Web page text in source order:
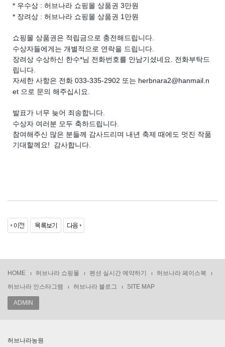
* 우수상 : 허브나라 쇼핑몰 상품권 3만원
* 장려상 : 허브나라 쇼핑몰 상품권 1만원
쇼핑몰 상품권은 적립금으로 충전해드립니다.
수상자들에게는 개별적으로 연락을 드립니다.
장려상 수상하신 한수*님 전화번호를 안남기셨네요. 전화부탁드
립니다.
자세한 사항은 전화 033-335-2902 또는 herbnara2@hanmail.n
et 으로 문의 해주십시요.
발표가 너무 늦어 죄송합니다.
수상자 여러분 모두 축하드립니다.
참여해주신 많은 분들께 감사드리며 내년 축제 때에도 멋진 작품
기대할께요!  감사합니다.
HOME 허브나라 쇼핑몰 펜션 실시간 예약하기
허브나라 페이스북
허브나라 인스타그램
허브나라 블로그 SITE MAP
ADMIN
허브나라농원